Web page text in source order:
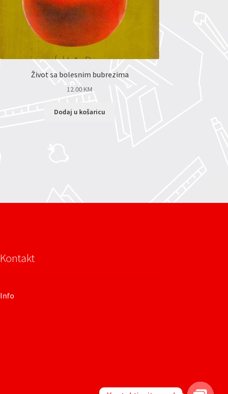
Život sa bolesnim bubrezima
12.00KM
Dodaj u košaricu
Kontakt
Info